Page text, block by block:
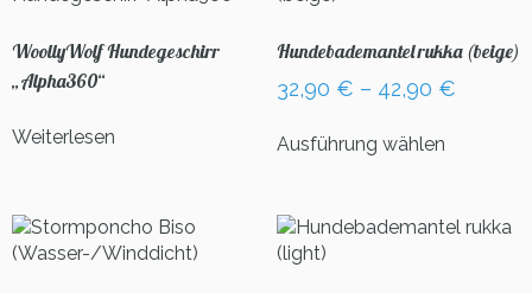
WoollyWolf Hundegeschirr
„Alpha360“
Weiterlesen
Hundebademantel rukka (beige)
32,90 € – 42,90 €
Ausführung wählenProdukt
Varianten